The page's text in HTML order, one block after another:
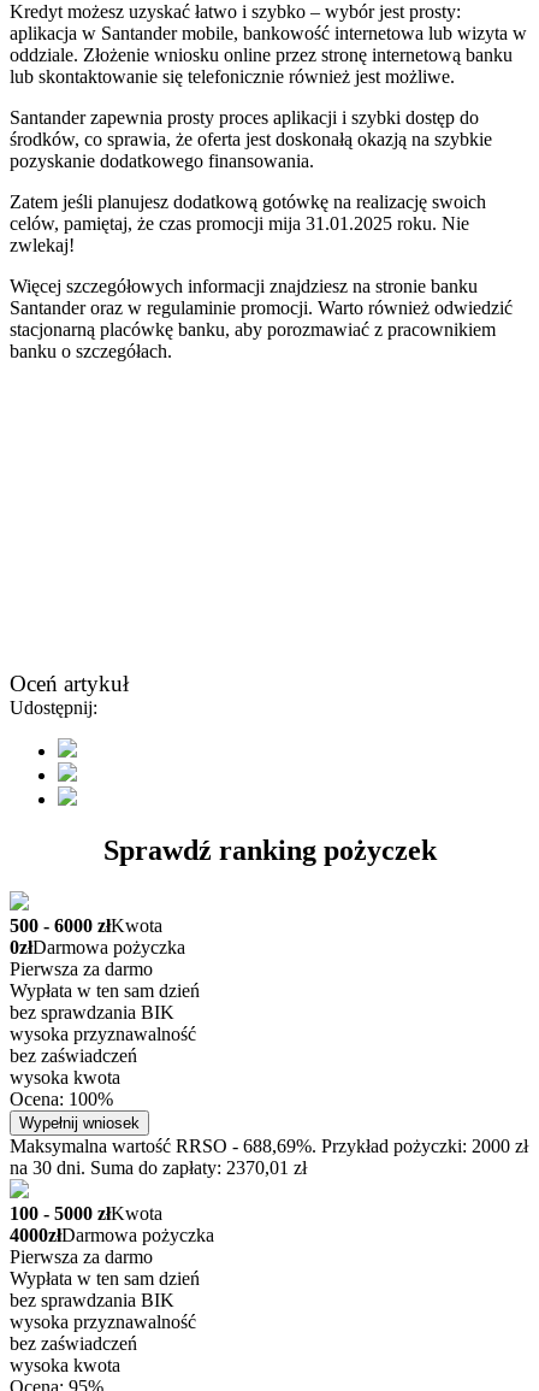
Kredyt możesz uzyskać łatwo i szybko – wybór jest prosty:
aplikacja w Santander mobile, bankowość internetowa lub wizyta w
oddziale. Złożenie wniosku online przez stronę internetową banku
lub skontaktowanie się telefonicznie również jest możliwe.
Santander zapewnia prosty proces aplikacji i szybki dostęp do
środków, co sprawia, że oferta jest doskonałą okazją na szybkie
pozyskanie dodatkowego finansowania.
Zatem jeśli planujesz dodatkową gotówkę na realizację swoich
celów, pamiętaj, że czas promocji mija 31.01.2025 roku. Nie
zwlekaj!
Więcej szczegółowych informacji znajdziesz na stronie banku
Santander oraz w regulaminie promocji. Warto również odwiedzić
stacjonarną placówkę banku, aby porozmawiać z pracownikiem
banku o szczegółach.
Oceń artykuł
Udostępnij:
Sprawdź ranking pożyczek
500 - 6000 złKwota
0złDarmowa pożyczka
Pierwsza za darmo
Wypłata w ten sam dzień
bez sprawdzania BIK
wysoka przyznawalność
bez zaświadczeń
wysoka kwota
Ocena: 100%
Wypełnij wniosek
Maksymalna wartość RRSO - 688,69%. Przykład pożyczki: 2000 zł
na 30 dni. Suma do zapłaty: 2370,01 zł
100 - 5000 złKwota
4000złDarmowa pożyczka
Pierwsza za darmo
Wypłata w ten sam dzień
bez sprawdzania BIK
wysoka przyznawalność
bez zaświadczeń
wysoka kwota
Ocena: 95%